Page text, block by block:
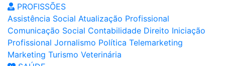
PROFISSÕES
Assistência Social Atualização Profissional
Comunicação Social Contabilidade Direito Iniciação
Profissional Jornalismo Política Telemarketing
Marketing Turismo Veterinária